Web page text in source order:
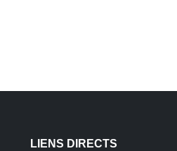
LIENS DIRECTS